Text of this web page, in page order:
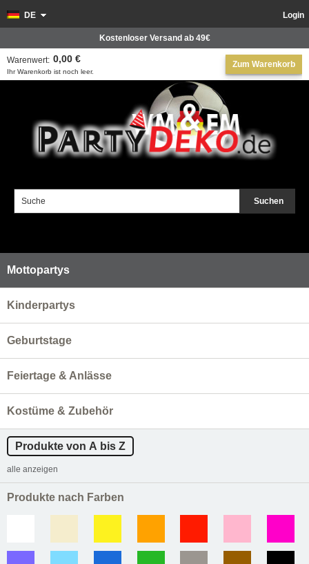
Suchen
Login
DE
Zum Warenkorb
Ihr Warenkorb ist noch leer.
Warenwert: 0,00 €
Kostenloser Versand ab 49€
Mottopartys
Kinderpartys
Geburtstage
Feiertage & Anlässe
Kostüme & Zubehör
Produkte von A bis Z
alle anzeigen
Produkte nach Farben